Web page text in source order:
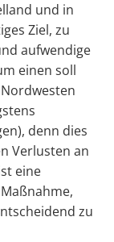
und in
Ziel, zu
aufwendige
einen soll
denn dies
Verlusten an
eine
zu